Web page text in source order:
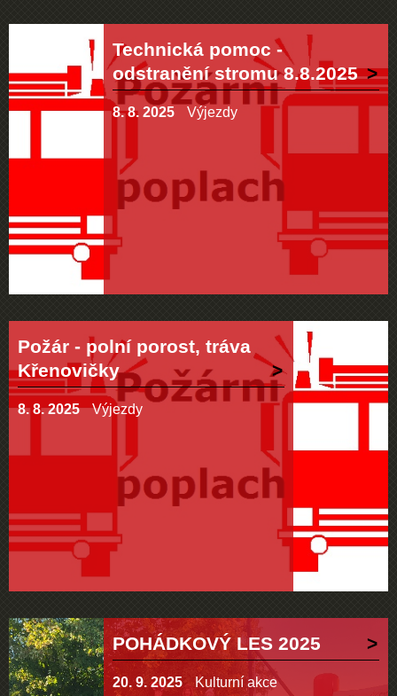
Technická pomoc -
odstranění stromu 8.8.2025
8. 8. 2025 Výjezdy
Požár - polní porost, tráva
Křenovičky
8. 8. 2025 Výjezdy
POHÁDKOVÝ LES 2025
20. 9. 2025 Kulturní akce